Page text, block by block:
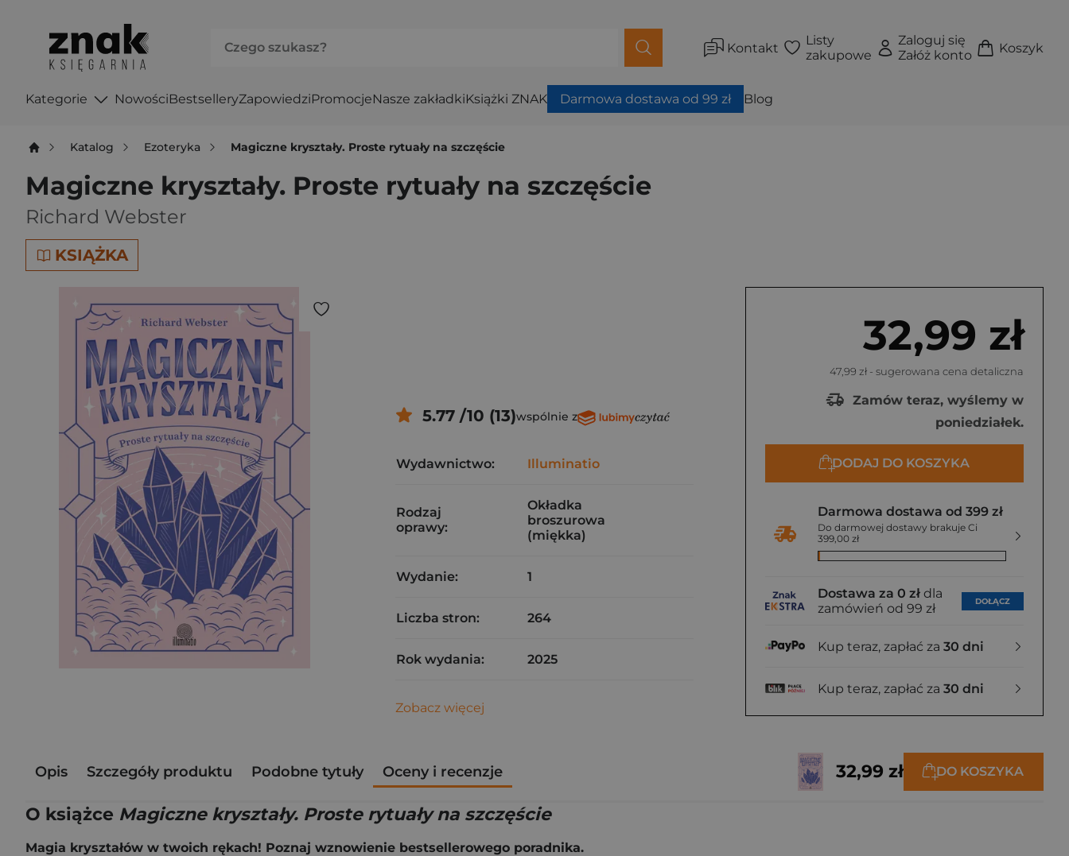
Kontakt
Listy
zakupowe
Zaloguj się
Załóż konto
Koszyk
Kategorie NowościBestselleryZapowiedziPromocjeNasze zakładkiKsiążki ZNAK Darmowa dostawa od 99 zł Blog
Katalog Ezoteryka Magiczne kryształy. Proste rytuały na szczęście
Magiczne kryształy. Proste rytuały na szczęście
Richard Webster
KSIĄŻKA
32,99 zł
47,99 zł - sugerowana cena detaliczna
Zamów teraz, wyślemy w
poniedziałek.
DODAJ DO KOSZYKA
Darmowa dostawa od 399 zł
Do darmowej dostawy brakuje Ci
399,00 zł
Dostawa za 0 zł dla
zamówień od 99 zł
DOŁĄCZ
Kup teraz, zapłać za 30 dni
Kup teraz, zapłać za 30 dni
5.77 /10 (13)wspólnie z
Wydawnictwo: Illuminatio
Rodzaj
oprawy:
Okładka
broszurowa
(miękka)
Wydanie: 1
Liczba stron: 264
Rok wydania: 2025
Zobacz więcej
Opis Szczegóły produktu Podobne tytuły Oceny i recenzje 32,99 zł DO KOSZYKA
O książce Magiczne kryształy. Proste rytuały na szczęście
Magia kryształów w twoich rękach! Poznaj wznowienie bestsellerowego poradnika.